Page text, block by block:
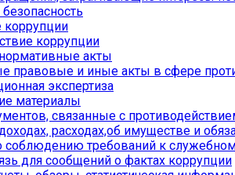
коррупции
коррупции
акты
правовые и иные акты в сфере
экспертиза
материалы
связанные с
расходах,об имуществе и
соблюдению требований к
для сообщений о фактах коррупции